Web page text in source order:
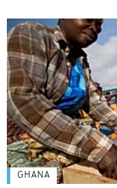
GHANA